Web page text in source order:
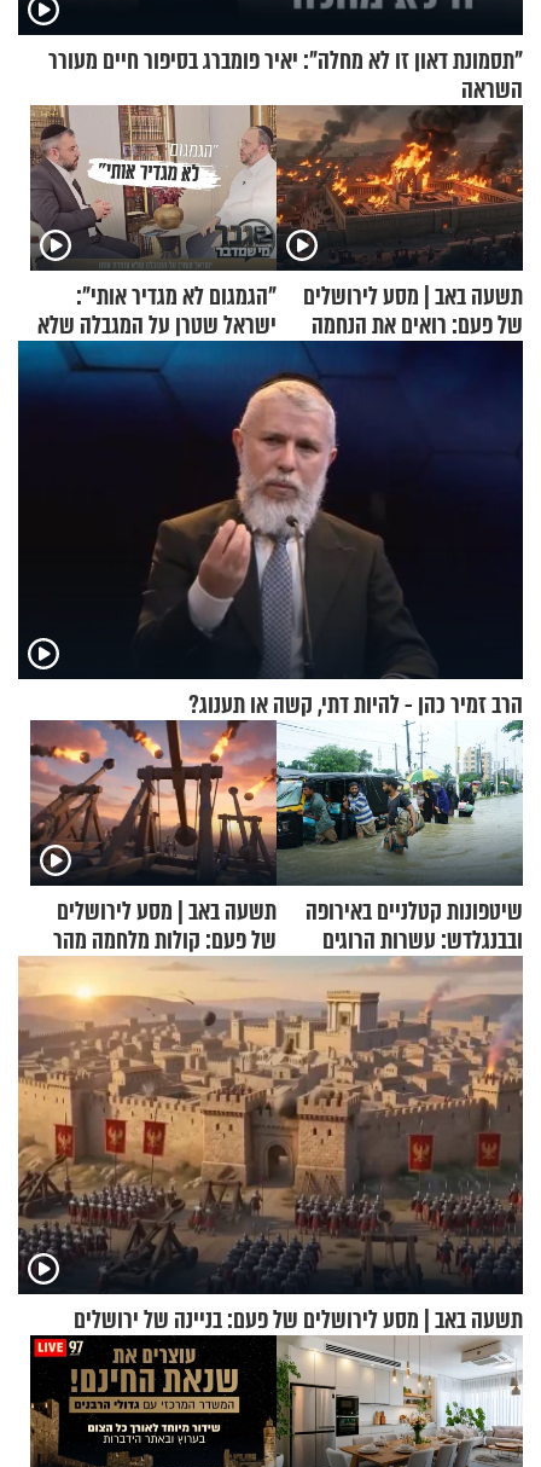
"תסמונת דאון זו לא מחלה": יאיר פומברג בסיפור חיים מעורר
השראה
תשעה באב | מסע לירושלים
של פעם: רואים את הנחמה
"הגמגום לא מגדיר אותי":
ישראל שטרן על המגבלה שלא
עוצרת אותו
הרב זמיר כהן - להיות דתי, קשה או תענוג?
שיטפונות קטלניים באירופה
ובבנגלדש: עשרות הרוגים
ומיליון נפגעים
תשעה באב | מסע לירושלים
של פעם: קולות מלחמה מהר
הזיתים
תשעה באב | מסע לירושלים של פעם: בניינה של ירושלים